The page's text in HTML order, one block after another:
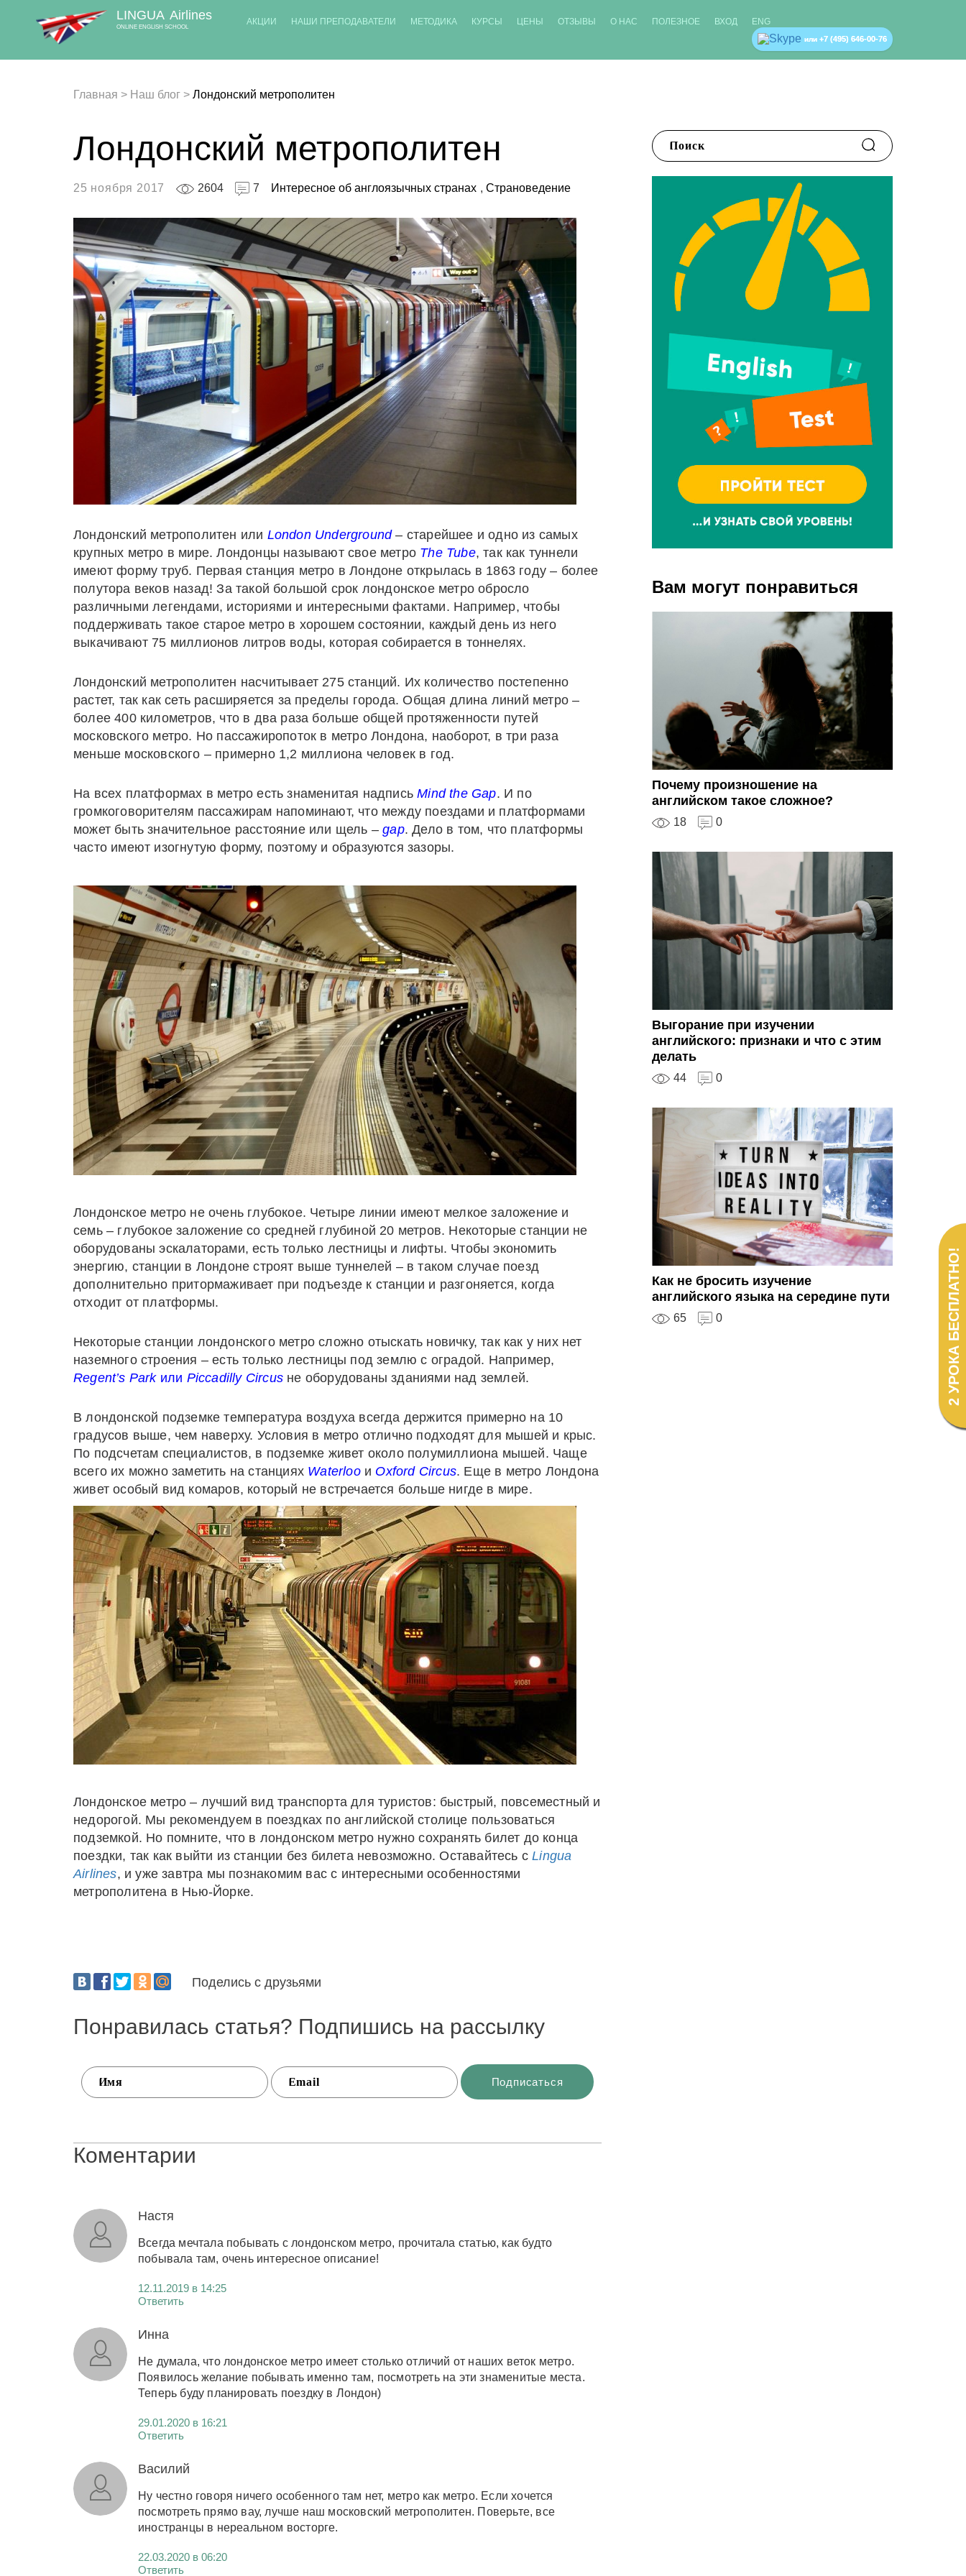
LINGUA Airlines
ONLINE ENGLISH SCHOOL
АКЦИИ НАШИ ПРЕПОДАВАТЕЛИ МЕТОДИКА КУРСЫ ЦЕНЫ ОТЗЫВЫ О НАС ПОЛЕЗНОЕ ВХОД ENG
или +7 (495) 646-00-76
Главная > Наш блог > Лондонский метрополитен
Вам могут понравиться
Почему произношение на
английском такое сложное?
18 0
Выгорание при изучении
английского: признаки и что с этим
делать
44 0
Как не бросить изучение
английского языка на середине пути
65 0
Лондонский метрополитен
25 ноября 2017 2604 7 Интересное об англоязычных странах ,Страноведение
Лондонский метрополитен или London Underground– старейшее и одно из самых
крупных метро в мире. Лондонцы называют свое метро The Tube, так как туннели
имеют форму труб. Первая станция метро в Лондоне открылась в 1863 году – более
полутора веков назад! За такой большой срок лондонское метро обросло
различными легендами, историями и интересными фактами. Например, чтобы
поддерживать такое старое метро в хорошем состоянии, каждый день из него
выкачивают 75 миллионов литров воды, которая собирается в тоннелях.
Лондонский метрополитен насчитывает 275 станций. Их количество постепенно
растет, так как сеть расширяется за пределы города. Общая длина линий метро –
более 400 километров, что в два раза больше общей протяженности путей
московского метро. Но пассажиропоток в метро Лондона, наоборот, в три раза
меньше московского – примерно 1,2 миллиона человек в год.
На всех платформах в метро есть знаменитая надписьMindthe Gap. И по
громкоговорителям пассажирам напоминают, что между поездами и платформами
может быть значительное расстояние или щель –gap. Дело в том, что платформы
часто имеют изогнутую форму, поэтому и образуются зазоры.
Лондонское метро не очень глубокое. Четыре линии имеют мелкое заложение и
семь – глубокое заложение со средней глубиной 20 метров. Некоторые станции не
оборудованы эскалаторами, есть только лестницы и лифты. Чтобы экономить
энергию, станции в Лондоне строят выше туннелей – в таком случае поезд
дополнительно притормаживает при подъезде к станции и разгоняется, когда
отходит от платформы.
Некоторые станции лондонского метро сложно отыскать новичку, так как у них нет
наземного строения – есть только лестницы под землю с оградой. Например,
Regent’s Parkили Piccadilly Circus не оборудованы зданиями над землей.
В лондонской подземке температура воздуха всегда держится примерно на 10
градусов выше, чем наверху. Условия в метро отлично подходят для мышей и крыс.
По подсчетам специалистов, в подземке живет около полумиллиона мышей. Чаще
всего их можно заметить на станциях Waterlooи Oxford Circus. Еще в метро Лондона
живет особый вид комаров, который не встречается больше нигде в мире.
Лондонское метро – лучший вид транспорта для туристов: быстрый, повсеместный и
недорогой. Мы рекомендуем в поездках по английской столице пользоваться
подземкой. Но помните, что в лондонском метро нужно сохранять билет до конца
поездки, так как выйти из станции без билета невозможно. Оставайтесь сLingua
Airlines, и уже завтра мы познакомим вас с интересными особенностями
метрополитена в Нью-Йорке.
Поделись с друзьями
Понравилась статья? Подпишись на рассылку
Коментарии
Настя
Всегда мечтала побывать с лондонском метро, прочитала статью, как будто
побывала там, очень интересное описание!
12.11.2019 в 14:25
Ответить
Инна
Не думала, что лондонское метро имеет столько отличий от наших веток метро.
Появилось желание побывать именно там, посмотреть на эти знаменитые места.
Теперь буду планировать поездку в Лондон)
29.01.2020 в 16:21
Ответить
Василий
Ну честно говоря ничего особенного там нет, метро как метро. Если хочется
посмотреть прямо вау, лучше наш московский метрополитен. Поверьте, все
иностранцы в нереальном восторге.
22.03.2020 в 06:20
Ответить
2 УРОКА БЕСПЛАТНО!